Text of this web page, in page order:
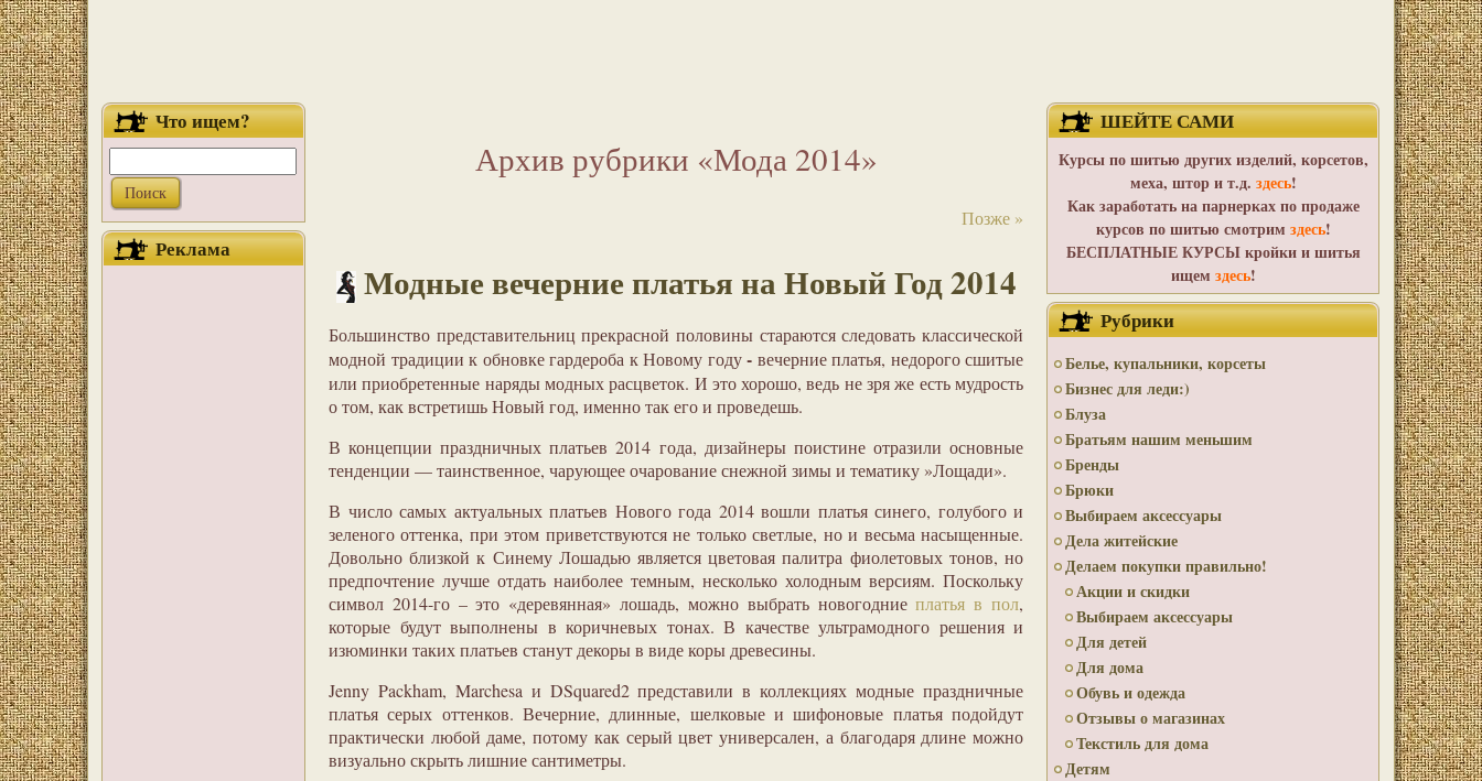
Что ищем?
Реклама
Архив рубрики «Мода 2014»
Позже »
Модные вечерние платья на Новый Год 2014
Большинство представительниц прекрасной половины стараются следовать классической
модной традиции к обновке гардероба к Новому году- вечерние платья, недорого сшитые
или приобретенные наряды модных расцветок. И это хорошо, ведь не зря же есть мудрость
о том, как встретишь Новый год, именно так его и проведешь.
В концепции праздничных платьев 2014 года, дизайнеры поистине отразили основные
тенденции — таинственное, чарующее очарование снежной зимы и тематику »Лощади».
В число самых актуальных платьев Нового года 2014 вошли платья синего, голубого и
зеленого оттенка, при этом приветствуются не только светлые, но и весьма насыщенные.
Довольно близкой к Синему Лошадью является цветовая палитра фиолетовых тонов, но
предпочтение лучше отдать наиболее темным, несколько холодным версиям. Поскольку
символ 2014-го – это «деревянная» лошадь, можно выбрать новогодниеплатья в пол,
которые будут выполнены в коричневых тонах. В качестве ультрамодного решения и
изюминки таких платьев станут декоры в виде коры древесины.
Jenny Packham, Marchesa и DSquared2 представили в коллекциях модные праздничные
платья серых оттенков. Вечерние, длинные, шелковые и шифоновые платья подойдут
практически любой даме, потому как серый цвет универсален, а благодаря длине можно
визуально скрыть лишние сантиметры.
ШЕЙТЕ САМИ
Курсы по шитью других изделий, корсетов,
меха, штор и т.д. здесь!
Как заработать на парнерках по продаже
курсов по шитью смотрим здесь!
БЕСПЛАТНЫЕ КУРСЫ кройки и шитья
ищем здесь!
Рубрики
Белье, купальники, корсеты
Бизнес для леди:)
Блуза
Братьям нашим меньшим
Бренды
Брюки
Выбираем аксессуары
Дела житейские
Делаем покупки правильно!
Акции и скидки
Выбираем аксессуары
Для детей
Для дома
Обувь и одежда
Отзывы о магазинах
Текстиль для дома
Детям